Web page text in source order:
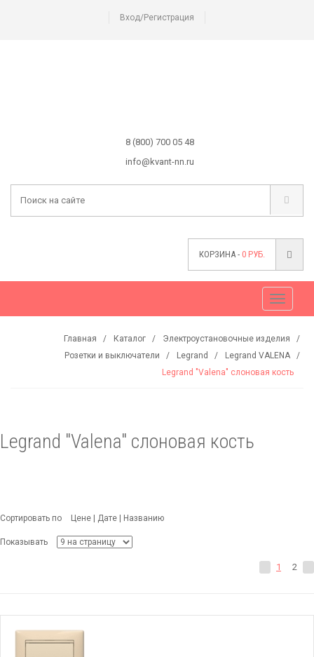
Вход/Регистрация
8 (800) 700 05 48
info@kvant-nn.ru
КОРЗИНА - 0 РУБ.
Меню
Главная Каталог
Электроустановочные изделия
Розетки и выключатели
Legrand
Legrand VALENA
Legrand "Valena" слоновая кость
Legrand "Valena" слоновая кость
Сортировать по Цене Дате Названию
Показывать
1 2